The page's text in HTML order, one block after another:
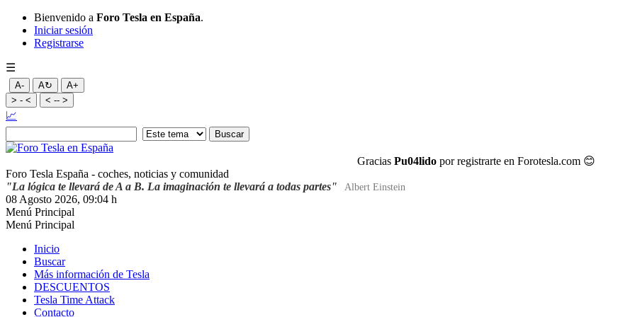
Bienvenido a Foro Tesla en España.
Iniciar sesión
Registrarse
☰
A- A↻
A+
> - <
< -- >
📈
Gracias Pu04lido por registrarte en Forotesla.com 😊
Foro Tesla España - coches, noticias y comunidad
"La lógica te llevará de A a B. La imaginación te llevará a todas partes"
Albert Einstein
08 Agosto 2026, 09:04 h
Menú Principal
Menú Principal
Inicio
Buscar
Más información de Tesla
DESCUENTOS
Tesla Time Attack
Contacto